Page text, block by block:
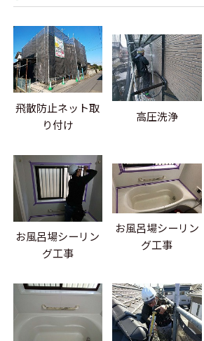
飛散防止ネット取
り付け
高圧洗浄
お風呂場シーリン
グ工事
お風呂場シーリン
グ工事